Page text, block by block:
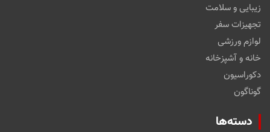
زیبایی و سلامت
تجهیزات سفر
لوازم ورزشی
خانه و آشپزخانه
دکوراسیون
گوناگون
دسته‌ها